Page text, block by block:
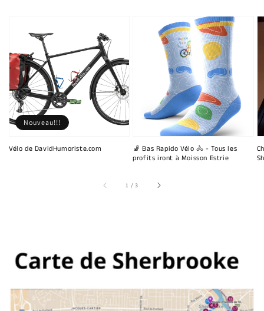
Vélo de DavidHumoriste.com
Nouveau!!!
🧦 Bas Rapido Vélo 🚴 - Tous les
profits iront à Moisson Estrie
1 /sur
3